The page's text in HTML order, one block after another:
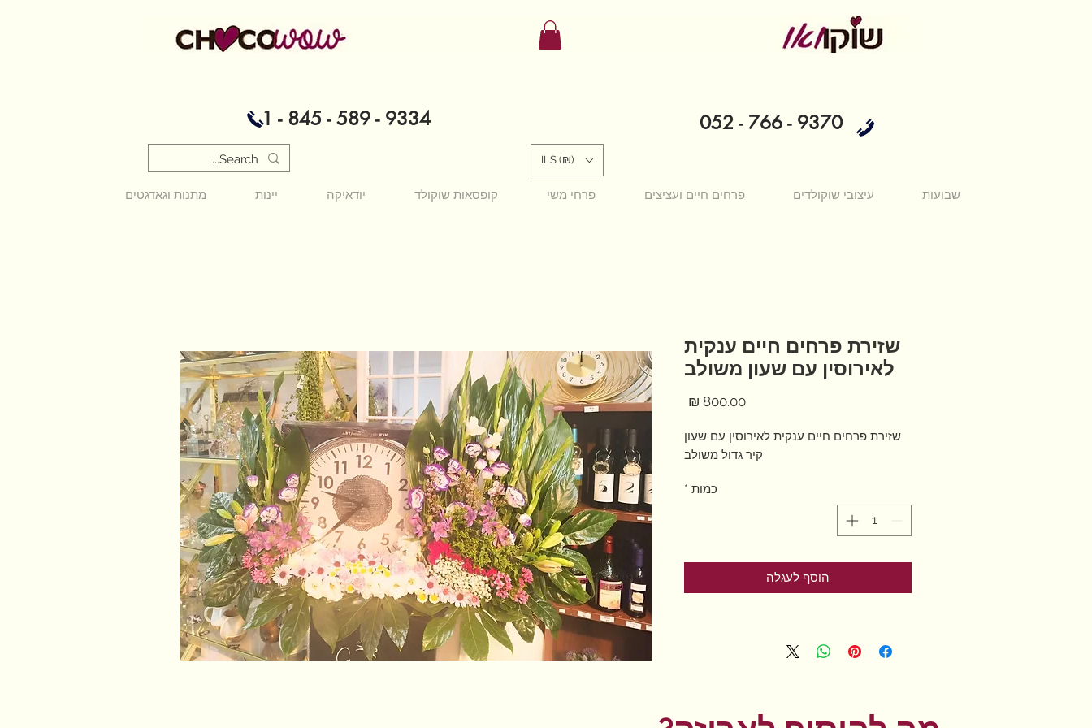
1 - 845 - 589 - 9334 052 - 766 - 9370
ILS (₪)
מתנות וגאדגטים יינות יודאיקה קופסאות שוקולד פרחי משי פרחים חיים ועציצים עיצובי שוקולדים שבועות
שזירת פרחים חיים ענקית
לאירוסין עם שעון משולב
שזירת פרחים חיים ענקית לאירוסין עם שעון
קיר גדול משולב
כמות *
הוסף לעגלה